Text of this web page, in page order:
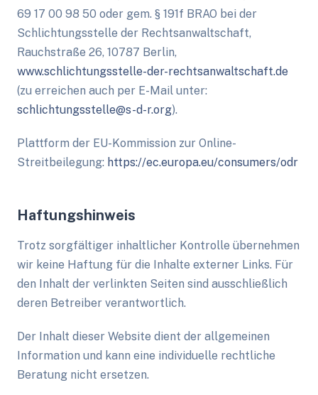
69 17 00 98 50 oder gem. § 191f BRAO bei der
Schlichtungsstelle der Rechtsanwaltschaft,
Rauchstraße 26, 10787 Berlin,
www.schlichtungsstelle-der-rechtsanwaltschaft.de
(zu erreichen auch per E-Mail unter:
schlichtungsstelle@s-d-r.org).
Plattform der EU-Kommission zur Online-
Streitbeilegung: https://ec.europa.eu/consumers/odr
Haftungshinweis
Trotz sorgfältiger inhaltlicher Kontrolle übernehmen
wir keine Haftung für die Inhalte externer Links. Für
den Inhalt der verlinkten Seiten sind ausschließlich
deren Betreiber verantwortlich.
Der Inhalt dieser Website dient der allgemeinen
Information und kann eine individuelle rechtliche
Beratung nicht ersetzen.